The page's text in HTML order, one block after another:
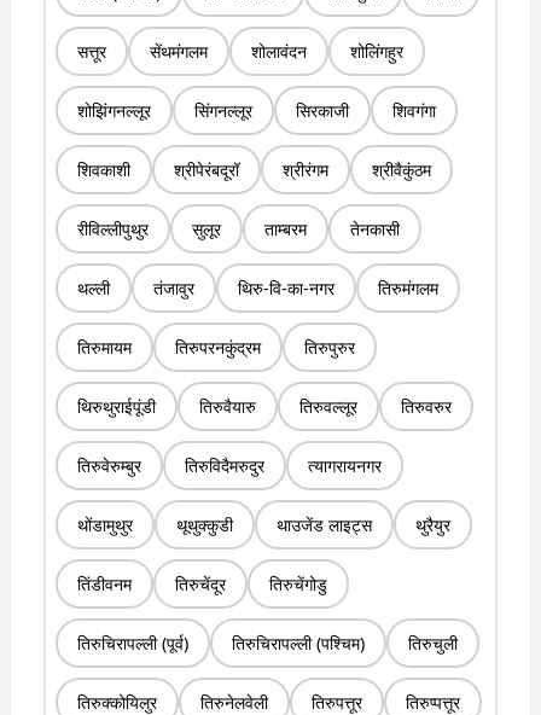
सत्तूर सेंथमंगलम शोलावंदन शोलिंगहुर
शोझिंगनल्लूर सिंगनल्लूर सिरकाजी शिवगंगा
शिवकाशी श्रीपेरंबदूरॉ श्रीरंगम श्रीवैकुंठम
रीविल्लीपुथुर सुलूर ताम्बरम तेनकासी
थल्ली तंजावुर थिरु-वि-का-नगर तिरुमंगलम
तिरुमायम तिरुपरनकुंद्रम तिरुपुरुर
थिरुथुराईपूंडी तिरुवैयारु तिरुवल्लूर तिरुवरुर
तिरुवेरुम्बुर तिरुविदैमरुदुर त्यागरायनगर
थोंडामुथुर थूथुक्कुडी थाउजेंड लाइट्स थुरैयुर
तिंडीवनम तिरुचेंदूर तिरुचेंगोडु
तिरुचिरापल्ली (पूर्व) तिरुचिरापल्ली (पश्चिम) तिरुचुली
तिरुक्कोयिलुर तिरुनेलवेली तिरुपत्तूर तिरुप्पत्तूर